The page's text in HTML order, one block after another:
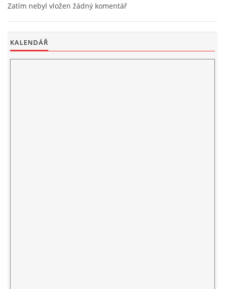
Zatím nebyl vložen žádný komentář
KALENDÁŘ